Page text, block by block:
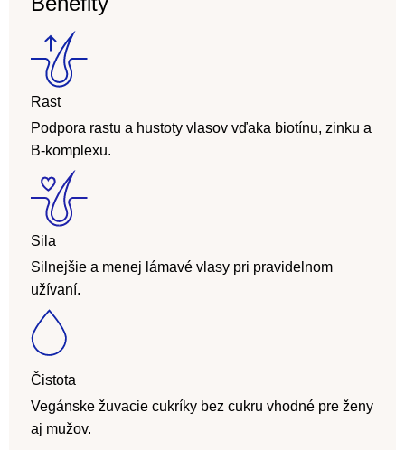
Rast
Podpora rastu a hustoty vlasov vďaka biotínu, zinku a
B-komplexu.
Sila
Silnejšie a menej lámavé vlasy pri pravidelnom
užívaní.
Čistota
Vegánske žuvacie cukríky bez cukru vhodné pre ženy
aj mužov.